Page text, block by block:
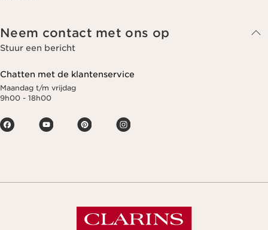
Neem contact met ons op
Stuur een bericht
Chatten met de klantenservice
Maandag t/m vrijdag
9h00 - 18h00